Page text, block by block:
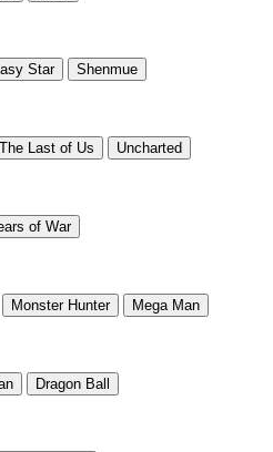
Star Shenmue
The Last of Us Uncharted
of War
Monster Hunter Mega Man
Dragon Ball